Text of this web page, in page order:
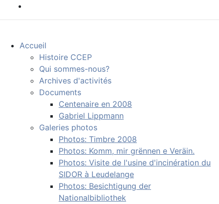
Accueil
Histoire CCEP
Qui sommes-nous?
Archives d'activités
Documents
Centenaire en 2008
Gabriel Lippmann
Galeries photos
Photos: Timbre 2008
Photos: Komm, mir grënnen e Veräin.
Photos: Visite de l'usine d'incinération du
SIDOR à Leudelange
Photos: Besichtigung der
Nationalbibliothek